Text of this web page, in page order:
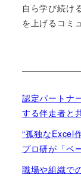
自ら学び続け
を上げるコミ
認定パートナ
する伴走者と
“孤独なExcel
プロ研が「ベ
職場や組織で